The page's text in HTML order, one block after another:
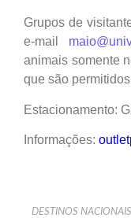
Grupos de
e-mail
animais somente
que são
Estacionamento:
Informações:
DESTINOS NACIONAIS